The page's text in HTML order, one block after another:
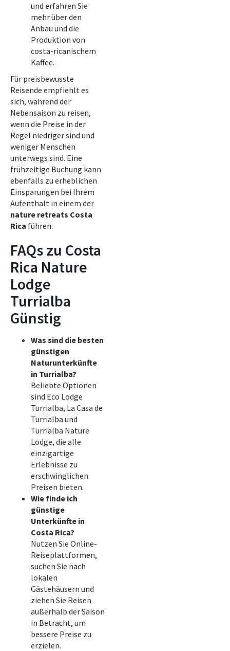
und erfahren Sie
mehr über den
Anbau und die
Produktion von
costa-ricanischem
Kaffee.
Für preisbewusste
Reisende empfiehlt es
sich, während der
Nebensaison zu reisen,
wenn die Preise in der
Regel niedriger sind und
weniger Menschen
unterwegs sind. Eine
frühzeitige Buchung kann
ebenfalls zu erheblichen
Einsparungen bei Ihrem
Aufenthalt in einem der
nature retreats Costa
Rica führen.
FAQs zu Costa
Rica Nature
Lodge
Turrialba
Günstig
Was sind die besten
günstigen
Naturunterkünfte
in Turrialba?
Beliebte Optionen
sind Eco Lodge
Turrialba, La Casa de
Turrialba und
Turrialba Nature
Lodge, die alle
einzigartige
Erlebnisse zu
erschwinglichen
Preisen bieten.
Wie finde ich
günstige
Unterkünfte in
Costa Rica?
Nutzen Sie Online-
Reiseplattformen,
suchen Sie nach
lokalen
Gästehäusern und
ziehen Sie Reisen
außerhalb der Saison
in Betracht, um
bessere Preise zu
erzielen.